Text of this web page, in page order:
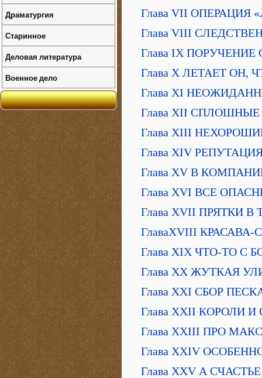
Глава VII ОПЕРАЦИЯ
Глава VIII
Глава IX
Глава X ЛЕТАЕТ ОН,
Глава XI
Глава XII
Глава ХIII
Глава XIV
Глава XV В
Глава XVI ВСЕ
Глава XVII ПРЯТКИ
ГлаваXVIII
Глава XIX ЧТО-ТО
Глава XX ЖУТКАЯ
Глава XXI СБОР
Глава XXII КОРОЛИ И
Глава XXIII ПРО
Глава XXIV
Глава XXV А
Драматургия
Старинное
Деловая литература
Военное дело